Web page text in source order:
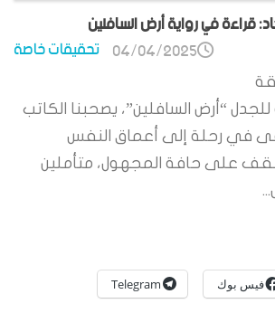
قراءة في رواية أرض السافلين
تحقيقات خاصة 04/04/2025
للجدل “أرض السافلين”، يصحبنا الكاتب
في رحلة إلى أعماق النفس
نقف على حافة المجهول، متأملين
فيس بوك Telegram